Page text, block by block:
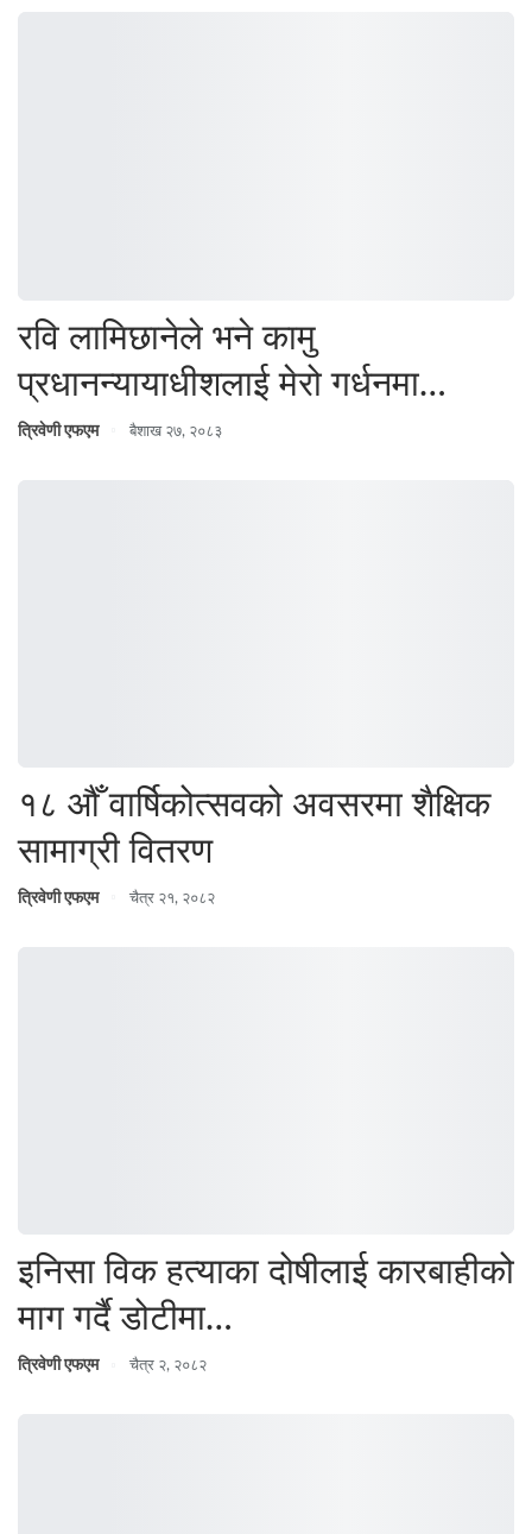
रवि लामिछानेले भने कामु
प्रधानन्यायाधीशलाई मेरो गर्धनमा…
त्रिवेणी एफएम बैशाख २७, २०८३
१८ औँ वार्षिकोत्सवको अवसरमा शैक्षिक
सामाग्री वितरण
त्रिवेणी एफएम चैत्र २१, २०८२
इनिसा विक हत्याका दोषीलाई कारबाहीको
माग गर्दै डोटीमा…
त्रिवेणी एफएम चैत्र २, २०८२